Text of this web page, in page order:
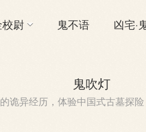
尉 鬼不语 凶宅·
鬼吹灯
诡异经历，体验中国式古墓探